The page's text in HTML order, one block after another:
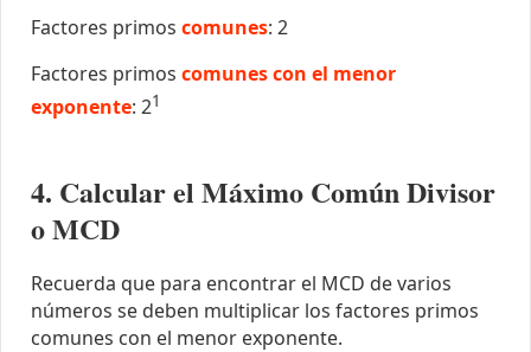
Factores primos comunes: 2
Factores primos comunes con el menor
exponente: 21
4. Calcular el Máximo Común Divisor
o MCD
Recuerda que para encontrar el MCD de varios
números se deben multiplicar los factores primos
comunes con el menor exponente.